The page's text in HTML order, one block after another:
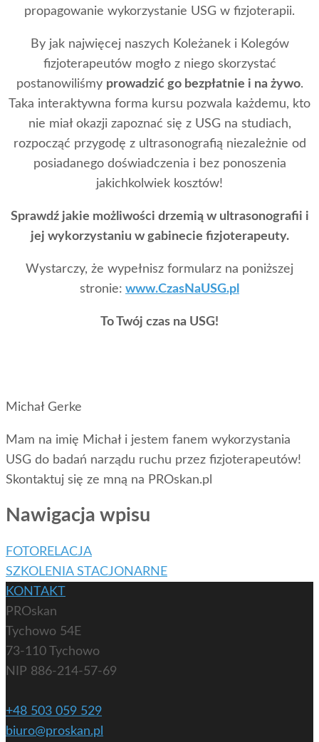
propagowanie wykorzystanie USG w fizjoterapii.
By jak najwięcej naszych Koleżanek i Kolegów
fizjoterapeutów mogło z niego skorzystać
postanowiliśmy prowadzić go bezpłatnie i na żywo.
Taka interaktywna forma kursu pozwala każdemu, kto
nie miał okazji zapoznać się z USG na studiach,
rozpocząć przygodę z ultrasonografią niezależnie od
posiadanego doświadczenia i bez ponoszenia
jakichkolwiek kosztów!
Sprawdź jakie możliwości drzemią w ultrasonografii i
jej wykorzystaniu w gabinecie fizjoterapeuty.
Wystarczy, że wypełnisz formularz na poniższej
stronie: www.CzasNaUSG.pl
To Twój czas na USG!
Michał Gerke
Mam na imię Michał i jestem fanem wykorzystania
USG do badań narządu ruchu przez fizjoterapeutów!
Skontaktuj się ze mną na PROskan.pl
Nawigacja wpisu
FOTORELACJA
SZKOLENIA STACJONARNE
KONTAKT
PROskan
Tychowo 54E
73-110 Tychowo
NIP 886-214-57-69
+48 503 059 529
biuro@proskan.pl